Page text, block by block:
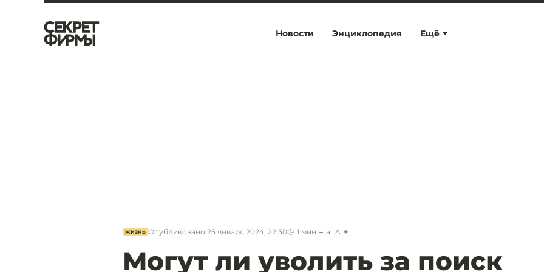
Ещё
Новости Энциклопедия
ЖИЗНЬ Опубликовано 25 января 2024, 22:30 1 мин. a A
Могут ли уволить за поиск